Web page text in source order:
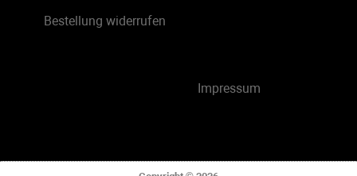
Bestellung widerrufen
Impressum